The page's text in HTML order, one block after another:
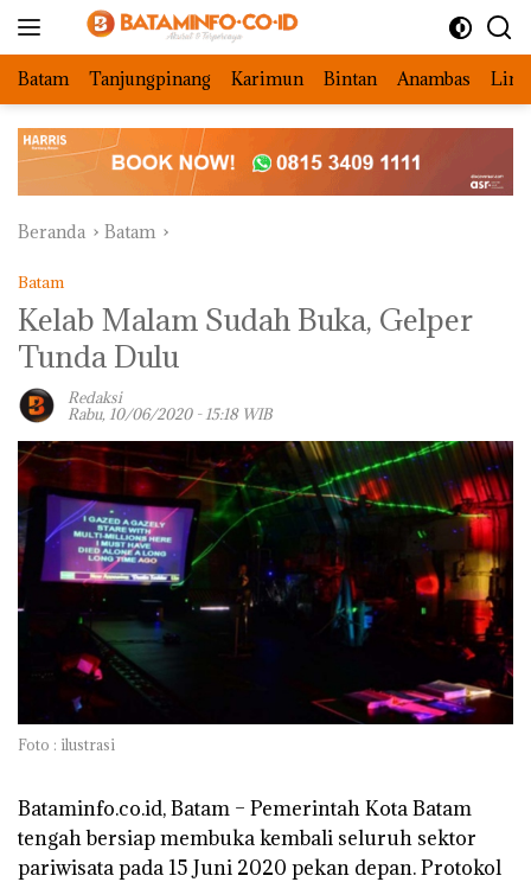
Batam Tanjungpinang Karimun Bintan Anambas
Beranda Batam
Batam
Kelab Malam Sudah Buka, Gelper
Tunda Dulu
Redaksi
Rabu, 10/06/2020 - 15:18 WIB
Foto : ilustrasi
Bataminfo.co.id, Batam – Pemerintah Kota Batam
tengah bersiap membuka kembali seluruh sektor
pariwisata pada 15 Juni 2020 pekan depan. Protokol